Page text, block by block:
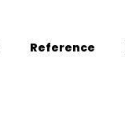
Reference